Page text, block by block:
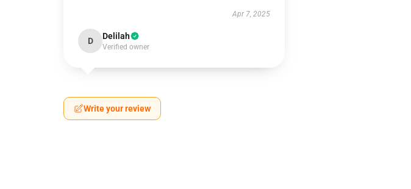
Apr 7, 2025
D Delilah
Verified owner
Write your review